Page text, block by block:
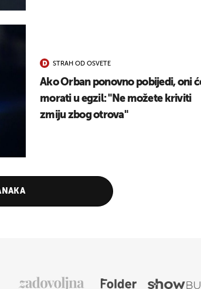
STRAH OD OSVETE
Ako Orban ponovno pobijedi, oni
morati u egzil: "Ne možete kriviti
zmiju zbog otrova"